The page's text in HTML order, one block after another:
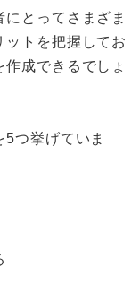
とってさまざま
トを把握してお
成できるでしょ
つ挙げていま